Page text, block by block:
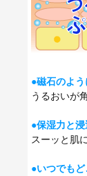
●磁石のよう
うるおいが
●保湿力と浸
スーッと肌
●いつでも